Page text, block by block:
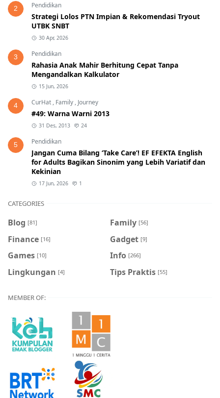
2 Pendidikan
Strategi Lolos PTN Impian & Rekomendasi Tryout
UTBK SNBT
30 Apr, 2026
3 Pendidikan
Rahasia Anak Mahir Berhitung Cepat Tanpa
Mengandalkan Kalkulator
15 Jun, 2026
4 CurHat , Family , Journey
#49: Warna Warni 2013
31 Des, 2013 24
5 Pendidikan
Jangan Cuma Bilang ‘Take Care’! EF EFEKTA English
for Adults Bagikan Sinonim yang Lebih Variatif dan
Kekinian
17 Jun, 2026 1
CATEGORIES
Blog [81] Family [56]
Finance [16] Gadget [9]
Games [10] Info [266]
Lingkungan [4] Tips Praktis [55]
MEMBER OF: